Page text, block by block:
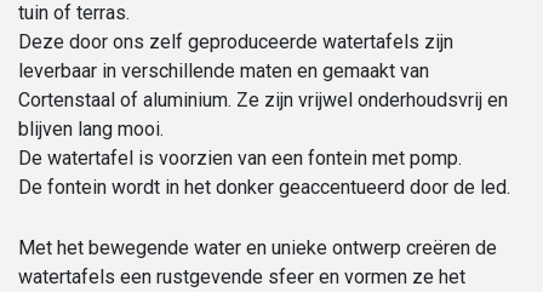
tuin of terras.
Deze door ons zelf geproduceerde watertafels zijn
leverbaar in verschillende maten en gemaakt van
Cortenstaal of aluminium. Ze zijn vrijwel onderhoudsvrij en
blijven lang mooi.
De watertafel is voorzien van een fontein met pomp.
De fontein wordt in het donker geaccentueerd door de led.
Met het bewegende water en unieke ontwerp creëren de
watertafels een rustgevende sfeer en vormen ze het